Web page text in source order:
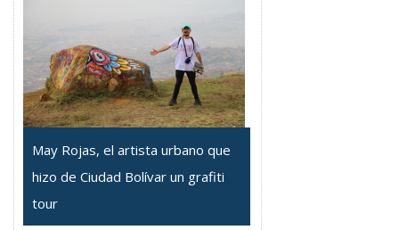
May Rojas, el artista urbano que
hizo de Ciudad Bolívar un grafiti
tour